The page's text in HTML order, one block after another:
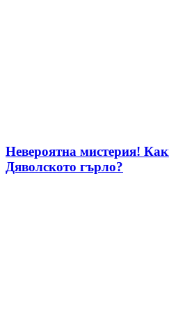
Невероятна мистерия!
Дяволското гърло?